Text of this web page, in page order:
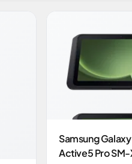
Samsung
Active5 Pro